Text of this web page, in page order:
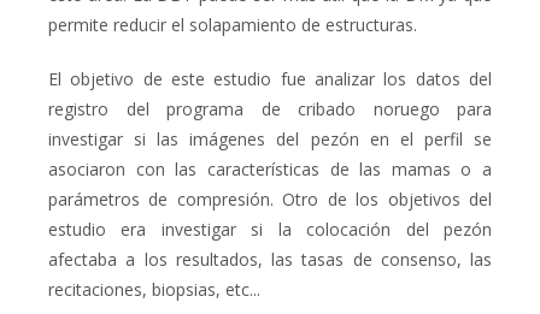
permite reducir el solapamiento de estructuras.
El objetivo de este estudio fue analizar los datos del
registro del programa de cribado noruego para
investigar si las imágenes del pezón en el perfil se
asociaron con las características de las mamas o a
parámetros de compresión. Otro de los objetivos del
estudio era investigar si la colocación del pezón
afectaba a los resultados, las tasas de consenso, las
recitaciones, biopsias, etc...